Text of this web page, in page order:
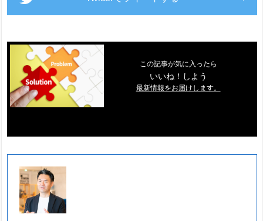
この記事が気に入ったら
いいね！しよう
最新情報をお届けします。